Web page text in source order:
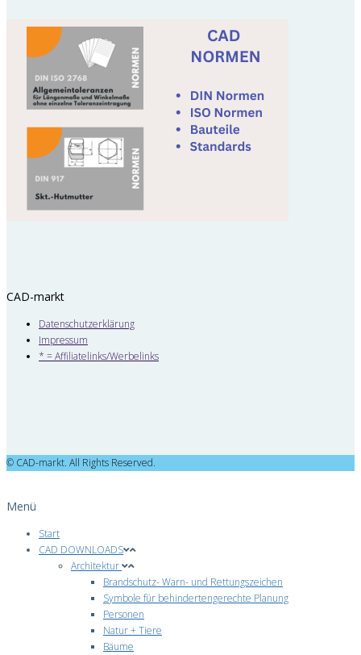
CAD-markt
Datenschutzerklärung
Impressum
* = Affiliatelinks/Werbelinks
© CAD-markt. All Rights Reserved.
Menü
Start
CAD DOWNLOADS
Architektur
Brandschutz- Warn- und Rettungszeichen
Symbole für behindertengerechte Planung
Personen
Natur + Tiere
Bäume